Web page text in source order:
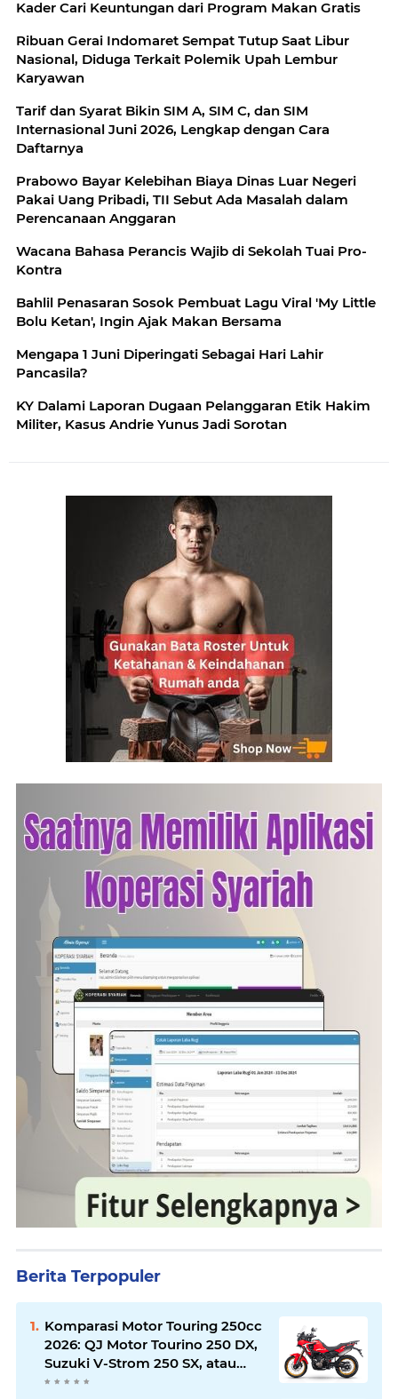
Kader Cari Keuntungan dari Program Makan Gratis
Ribuan Gerai Indomaret Sempat Tutup Saat Libur
Nasional, Diduga Terkait Polemik Upah Lembur
Karyawan
Tarif dan Syarat Bikin SIM A, SIM C, dan SIM
Internasional Juni 2026, Lengkap dengan Cara
Daftarnya
Prabowo Bayar Kelebihan Biaya Dinas Luar Negeri
Pakai Uang Pribadi, TII Sebut Ada Masalah dalam
Perencanaan Anggaran
Wacana Bahasa Perancis Wajib di Sekolah Tuai Pro-
Kontra
Bahlil Penasaran Sosok Pembuat Lagu Viral 'My Little
Bolu Ketan', Ingin Ajak Makan Bersama
Mengapa 1 Juni Diperingati Sebagai Hari Lahir
Pancasila?
KY Dalami Laporan Dugaan Pelanggaran Etik Hakim
Militer, Kasus Andrie Yunus Jadi Sorotan
Berita Terpopuler
Komparasi Motor Touring 250cc
2026: QJ Motor Tourino 250 DX,
Suzuki V-Strom 250 SX, atau
Kawasaki Versys-X 250?